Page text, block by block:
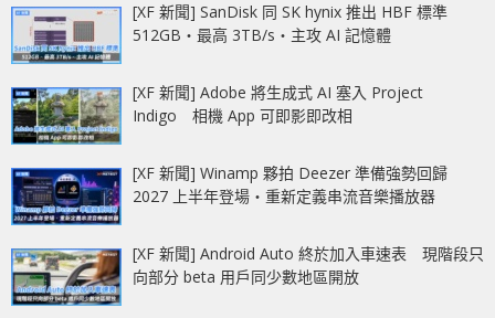
[XF 新聞] SanDisk 同 SK hynix 推出 HBF 標準
512GB‧最高 3TB/s‧主攻 AI 記憶體
[XF 新聞] Adobe 將生成式 AI 塞入 Project
Indigo 相機 App 可即影即改相
[XF 新聞] Winamp 夥拍 Deezer 準備強勢回歸
2027 上半年登場‧重新定義串流音樂播放器
[XF 新聞] Android Auto 終於加入車速表 現階段只
向部分 beta 用戶同少數地區開放